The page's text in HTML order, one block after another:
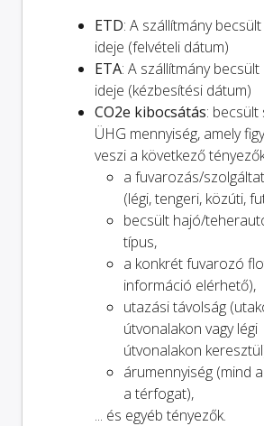
ETD: A szállítmány
ideje (felvételi dátum)
ETA: A szállítmány
ideje (kézbesítési dátum)
CO2e kibocsátás: becsült
ÜHG mennyiség, amely
veszi a következő
a fuvarozás/
(légi, tengeri, közúti,
becsült hajó/
típus,
a konkrét fuvarozó
információ elérhető),
utazási távolság
útvonalakon vagy légi
útvonalakon
árumennyiség (mind
a térfogat),
... és egyéb tényezők.